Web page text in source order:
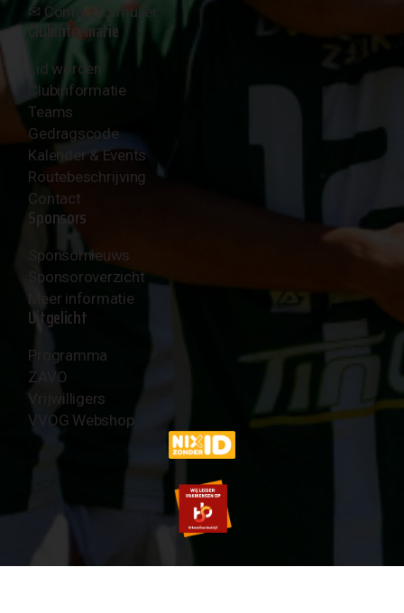
✉︎ Contactformulier
Clubinformatie
Lid worden
Clubinformatie
Teams
Gedragscode
Kalender & Events
Routebeschrijving
Contact
Sponsors
Sponsornieuws
Sponsoroverzicht
Meer informatie
Uitgelicht
Programma
ZAVO
Vrijwilligers
VVOG Webshop